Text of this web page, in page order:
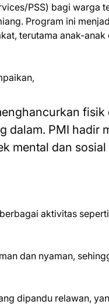
PSS) bagi warga
Program ini
terutama anak-
fisik
dalam. PMI hadir
mental dan
aktivitas
dan nyaman,
dipandu relawan,